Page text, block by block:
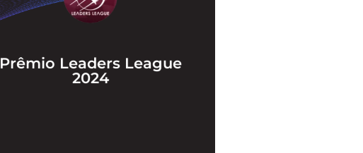
Prêmio Leaders League
2024
Fomos reconhecidos como um dos
melhores escritórios em duas categorias: